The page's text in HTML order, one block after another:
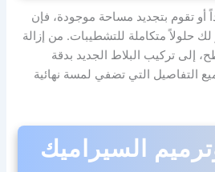
أو تقوم بتجديد مساحة موجودة، فإن
لك حلولاً متكاملة للتشطيبات. من إزالة
إلى تركيب البلاط الجديد بدقة
التفاصيل التي تضفي لمسة نهائية
السيراميك